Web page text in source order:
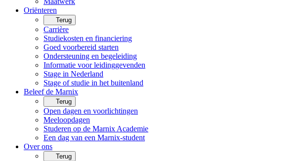
Oriënteren
Terug
Carrière
Studiekosten en financiering
Goed voorbereid starten
Ondersteuning en begeleiding
Informatie voor leidinggevenden
Stage in Nederland
Stage of studie in het buitenland
Beleef de Marnix
Terug
Open dagen en voorlichtingen
Meeloopdagen
Studeren op de Marnix Academie
Een dag van een Marnix-student
Over ons
Terug